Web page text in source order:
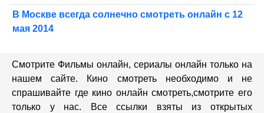
В Москве всегда солнечно смотреть онлайн с 12
мая 2014
Смотрите Фильмы онлайн, сериалы онлайн только на
нашем сайте. Кино смотреть необходимо и не
спрашивайте где кино онлайн смотреть,cмотрите его
только у нас. Все ссылки взяты из открытых